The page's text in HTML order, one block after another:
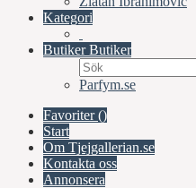
Kategori
ButikerButiker
Parfym.se
Favoriter ()
Start
Om Tjejgallerian.se
Kontakta oss
Annonsera